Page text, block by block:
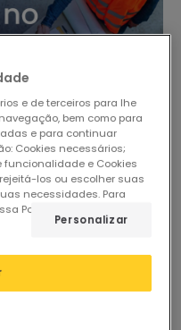
e de terceiros para lhe
bem como para
e para continuar
Cookies necessários;
funcionalidade e Cookies
los ou escolher suas
necessidades. Para
Política de Cookies.
Personalizar